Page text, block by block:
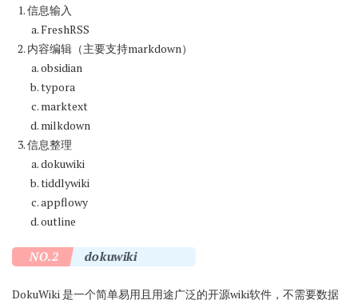
信息输入
FreshRSS
内容编辑（主要支持markdown）
obsidian
typora
marktext
milkdown
信息整理
dokuwiki
tiddlywiki
appflowy
outline
NO.2 dokuwiki
DokuWiki 是一个简单易用且用途广泛的开源wiki软件，不需要数据